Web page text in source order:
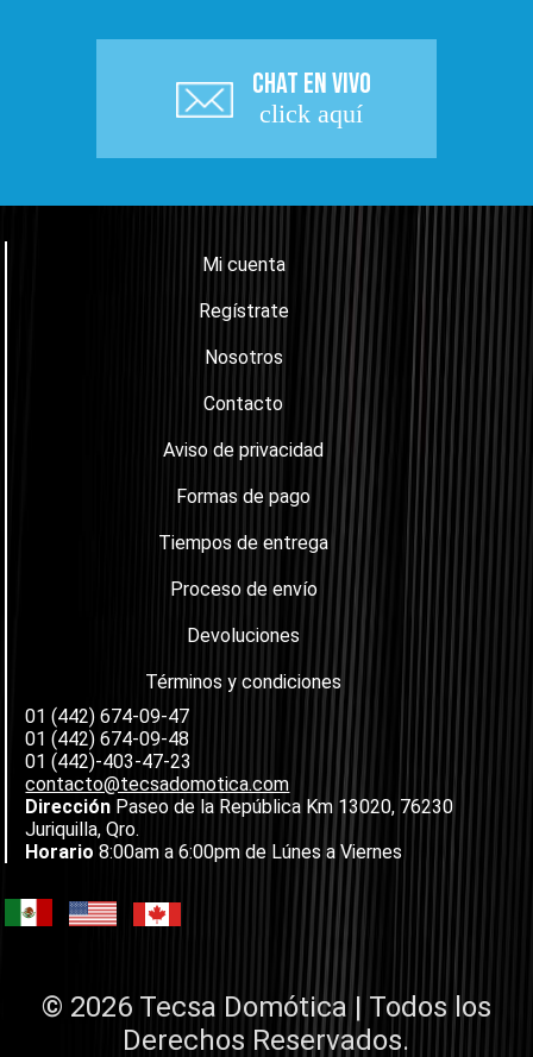
CHAT EN VIVO
click aquí
Mi cuenta
Regístrate
Nosotros
Contacto
Aviso de privacidad
Formas de pago
Tiempos de entrega
Proceso de envío
Devoluciones
Términos y condiciones
01 (442) 674-09-47
01 (442) 674-09-48
01 (442)-403-47-23
contacto@tecsadomotica.com
Dirección Paseo de la República Km 13020, 76230
Juriquilla, Qro.
Horario 8:00am a 6:00pm de Lúnes a Viernes
© 2026 Tecsa Domótica | Todos los
Derechos Reservados.